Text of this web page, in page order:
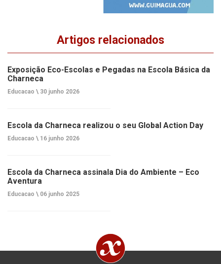
Artigos relacionados
Exposição Eco-Escolas e Pegadas na Escola Básica da
Charneca
Educacao \ 30 junho 2026
Escola da Charneca realizou o seu Global Action Day
Educacao \ 16 junho 2026
Escola da Charneca assinala Dia do Ambiente – Eco
Aventura
Educacao \ 06 junho 2025